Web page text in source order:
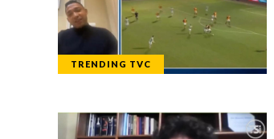
TRENDING TVC